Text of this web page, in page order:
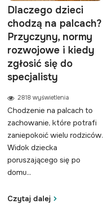
Dlaczego dzieci
chodzą na palcach?
Przyczyny, normy
rozwojowe i kiedy
zgłosić się do
specjalisty
2818 wyświetlenia
Chodzenie na palcach to
zachowanie, które potrafi
zaniepokoić wielu rodziców.
Widok dziecka
poruszającego się po
domu...
Czytaj dalej